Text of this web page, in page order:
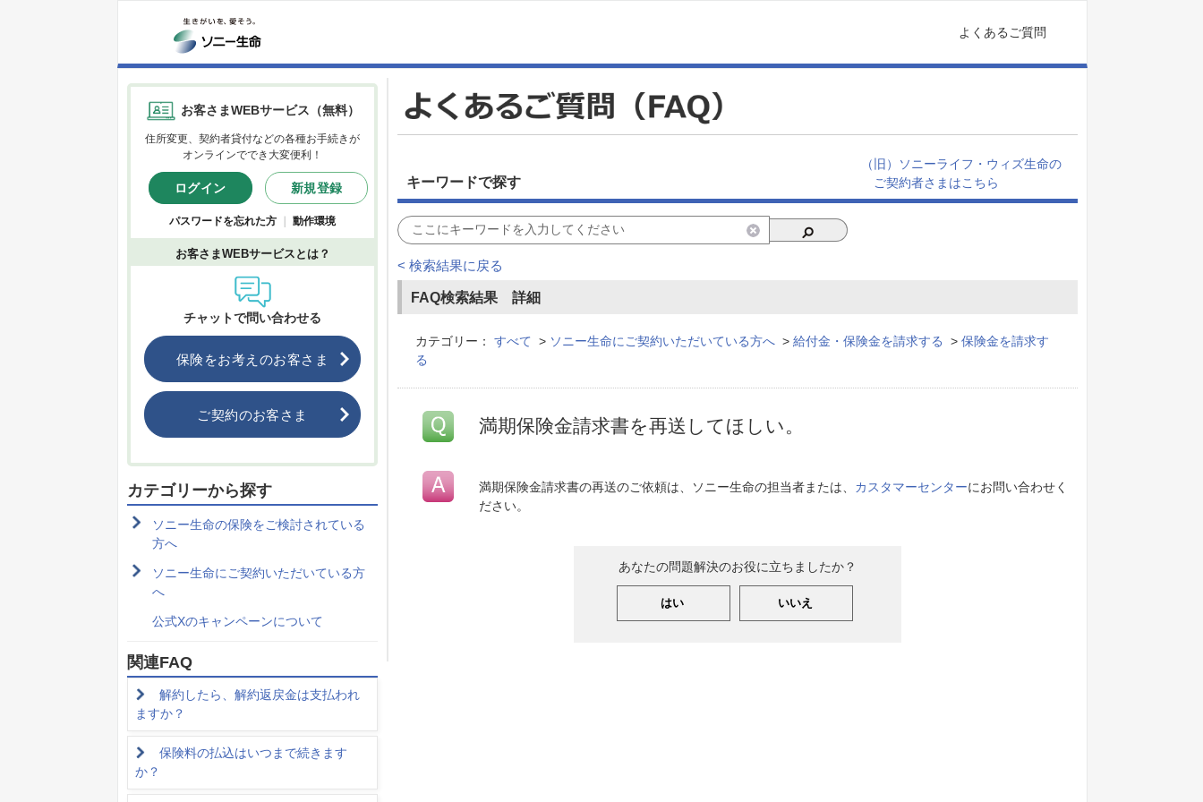
よくあるご質問
お客さまWEBサービス（無料）
住所変更、契約者貸付などの各種お手続きが
オンラインででき大変便利！
ログイン 新規登録
パスワードを忘れた方 動作環境
お客さまWEBサービスとは？
チャットで問い合わせる
保険をお考えのお客さま
ご契約のお客さま
カテゴリーから探す
ソニー生命の保険をご検討されている
方へ
ソニー生命にご契約いただいている方
へ
公式Xのキャンペーンについて
関連FAQ
解約したら、解約返戻金は支払われ
ますか？
保険料の払込はいつまで続きます
か？
キーワードで探す
（旧）ソニーライフ・ウィズ生命の
ご契約者さまはこちら
< 検索結果に戻る
FAQ検索結果 詳細
カテゴリー： すべて > ソニー生命にご契約いただいている方へ > 給付金・保険金を請求する > 保険金を請求す
る
満期保険金請求書を再送してほしい。
満期保険金請求書の再送のご依頼は、ソニー生命の担当者または、 カスタマーセンターにお問い合わせく
ださい。
あなたの問題解決のお役に立ちましたか？